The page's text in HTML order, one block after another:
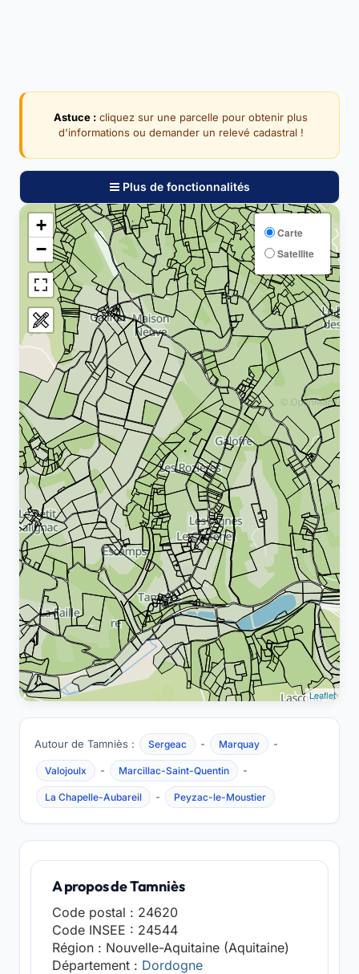
Astuce : cliquez sur une parcelle pour obtenir plus
d'informations ou demander un relevé cadastral !
Plus de fonctionnalités
+
−
Carte
Satellite
Leaflet
Autour de Tamniès : Sergeac - Marquay -
Valojoulx - Marcillac-Saint-Quentin -
La Chapelle-Aubareil - Peyzac-le-Moustier
A propos de Tamniès
Code postal : 24620
Code INSEE : 24544
Région : Nouvelle-Aquitaine (Aquitaine)
Département : Dordogne